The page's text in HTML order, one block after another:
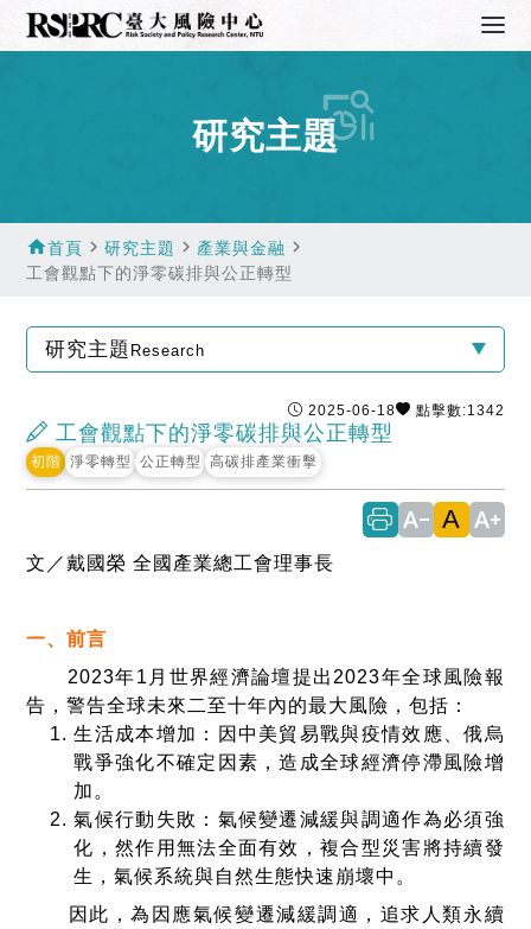
研究主題
home首頁 navigate_next研究主題 navigate_next 產業與金融 navigate_next
工會觀點下的淨零碳排與公正轉型
研究主題 Research
2025-06-18 點擊數:1342
工會觀點下的淨零碳排與公正轉型
初階 淨零轉型 公正轉型 高碳排產業衝擊
text_decrease A text_increase
文／戴國榮 全國產業總工會理事長
一、前言
2023年1 月世界經濟論壇提出 2023年全球風險報
告，警告全球未來二至十年內的最大風險，包括：
生活成本增加：因中美貿易戰與疫情效應、俄烏
戰爭強化不確定因素，造成全球經濟停滯風險增
加。
氣候行動失敗：氣候變遷減緩與調適作為必須強
化，然作用無法全面有效，複合型災害將持續發
生，氣候系統與自然生態快速崩壞中。
因此，為因應氣候變遷減緩調適，追求人類永續